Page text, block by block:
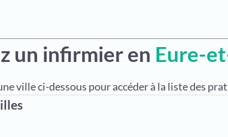
un infirmier en Eure-
ville ci-dessous pour accéder à la liste des